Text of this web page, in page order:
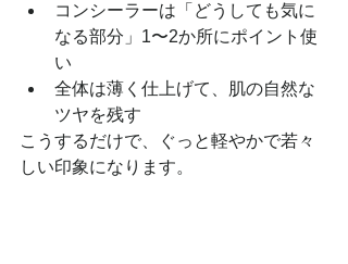
コンシーラーは「どうしても気に
なる部分」1〜2か所にポイント使
い
全体は薄く仕上げて、肌の自然な
ツヤを残す
こうするだけで、ぐっと軽やかで若々
しい印象になります。